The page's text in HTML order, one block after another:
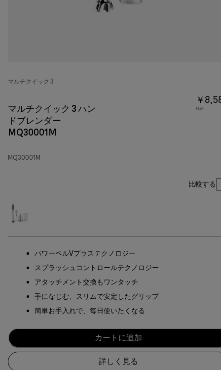
マルチクイック 3
マルチクイック 3 ハン
ドブレンダー
MQ30001M
MQ30001M
￥
税込
比較する
パワーベルVプラステクノロジー
スプラッシュコントロールテクノロジー
アタッチメント交換もワンタッチ
手になじむ、スリムで安定したグリップ
簡単お手入れで、毎日使いたくなる
カートに追加
詳しく見る